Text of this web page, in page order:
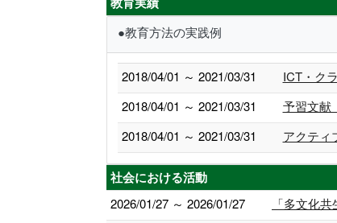
●教育方法の実践例
2018/04/01 ～ 2021/03/31
ICT・ク
2018/04/01 ～ 2021/03/31
予習文献
2018/04/01 ～ 2021/03/31
アクティ
社会における活動
2026/01/27 ～ 2026/01/27
「多文化